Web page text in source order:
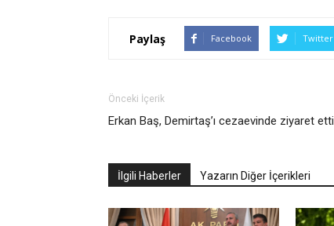
Paylaş Facebook Twitter
Önceki İçerik
Erkan Baş, Demirtaş’ı cezaevinde ziyaret etti
İlgili Haberler Yazarın Diğer İçerikleri